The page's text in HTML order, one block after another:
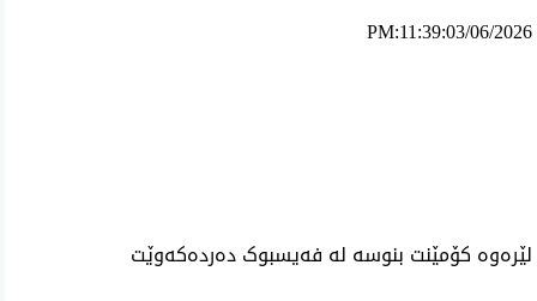
PM:11:39:03/06/2026
لێرەوە کۆمێنت بنوسە لە فەیسبوک دەردەکەوێت